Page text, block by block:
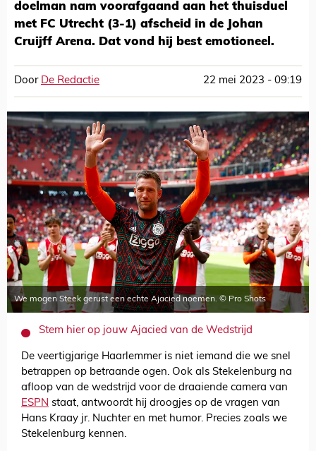
doelman nam voorafgaand aan het thuisduel
met FC Utrecht (3-1) afscheid in de Johan
Cruijff Arena. Dat vond hij best emotioneel.
Door De Redactie 22 mei 2023 - 09:19
We mogen Steek gerust een echte Ajacied noemen. © Pro Shots
Stem hier op jouw Ajacied van de Wedstrijd
De veertigjarige Haarlemmer is niet iemand die we snel
betrappen op betraande ogen. Ook als Stekelenburg na
afloop van de wedstrijd voor de draaiende camera van
ESPN staat, antwoordt hij droogjes op de vragen van
Hans Kraay jr. Nuchter en met humor. Precies zoals we
Stekelenburg kennen.